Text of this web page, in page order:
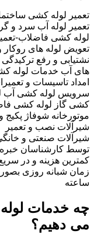
تعمیر لوله کشی
تعمیر لوله آب سرد و
لوله کشی فاضلاب-
تعویض لوله های روکار
نشتیابی و رفع ترکیدگی
های آب خدمات لوله
امداد تاسیسات و
سرویس لوله کشی آب
کشی گاز لوله کشی
موتورخانه شوفاژ
شیرآلات نصب و تعمیر
شیرآلات صنعتی و
توسط کارشناسان خبره
کمترین هزینه و در
ساعته
چه خدمات
می دهیم؟